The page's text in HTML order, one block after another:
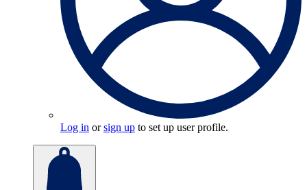
Log in orsign up to set up user profile.